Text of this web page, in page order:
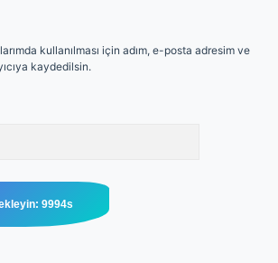
kullanılması için adım, e-posta adresim ve
kaydedilsin.